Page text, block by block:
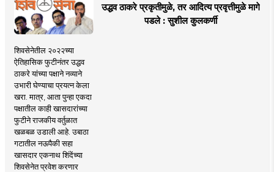
उद्धव ठाकरे प्रकृतीमुळे, तर आदित्य प्रवृत्तीमुळे मागे
पडले : सुशील कुलकर्णी
शिवसेनेतील २०२२च्या
ऐतिहासिक फुटीनंतर उद्धव
ठाकरे यांच्या पक्षाने नव्याने
उभारी घेण्याचा प्रयत्न केला
खरा. मात्र, आता पुन्हा एकदा
पक्षातील काही खासदारांच्या
फुटीने राजकीय वर्तुळात
खळबळ उडाली आहे. उबाठा
गटातील नऊपैकी सहा
खासदार एकनाथ शिंदेंच्या
शिवसेनेत प्रवेश करणार